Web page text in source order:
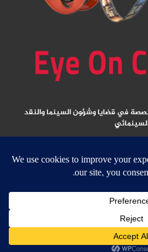
في قضايا وشؤون السينما والنقد
نشر أي مادة من المواد المنشورة في هذا
مكتوب من الناشر/ رئيس التحرير
email:
@